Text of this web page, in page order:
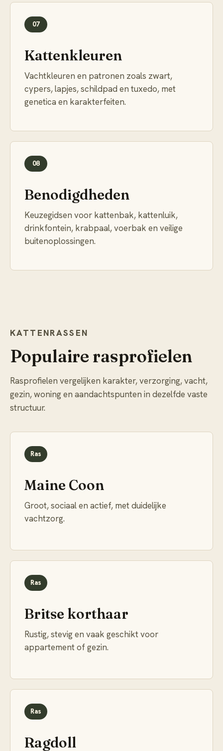
07
Kattenkleuren
Vachtkleuren en patronen zoals zwart,
cypers, lapjes, schildpad en tuxedo, met
genetica en karakterfeiten.
08
Benodigdheden
Keuzegidsen voor kattenbak, kattenluik,
drinkfontein, krabpaal, voerbak en veilige
buitenoplossingen.
KATTENRASSEN
Populaire rasprofielen
Rasprofielen vergelijken karakter, verzorging, vacht,
gezin, woning en aandachtspunten in dezelfde vaste
structuur.
Ras
Maine Coon
Groot, sociaal en actief, met duidelijke
vachtzorg.
Ras
Britse korthaar
Rustig, stevig en vaak geschikt voor
appartement of gezin.
Ras
Ragdoll